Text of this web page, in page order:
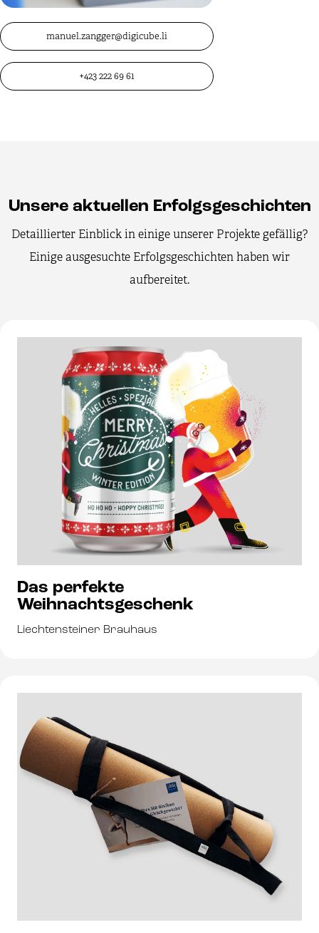
manuel.zangger@digicube.li
+423 222 69 61
Unsere aktuellen Erfolgsgeschichten
Detaillierter Einblick in einige unserer Projekte gefällig?
Einige ausgesuchte Erfolgsgeschichten haben wir
aufbereitet.
Das perfekte
Weihnachtsgeschenk
Liechtensteiner Brauhaus